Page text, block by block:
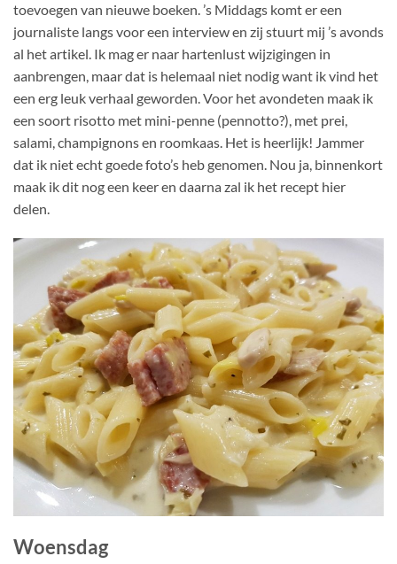
toevoegen van nieuwe boeken. ’s Middags komt er een
journaliste langs voor een interview en zij stuurt mij ’s avonds
al het artikel. Ik mag er naar hartenlust wijzigingen in
aanbrengen, maar dat is helemaal niet nodig want ik vind het
een erg leuk verhaal geworden. Voor het avondeten maak ik
een soort risotto met mini-penne (pennotto?), met prei,
salami, champignons en roomkaas. Het is heerlijk! Jammer
dat ik niet echt goede foto’s heb genomen. Nou ja, binnenkort
maak ik dit nog een keer en daarna zal ik het recept hier
delen.
Woensdag